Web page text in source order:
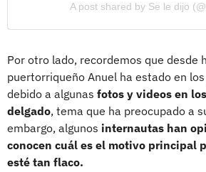
A post shared by Se le dijo
Por otro lado, recordemos que desde
puertorriqueño Anuel ha estado en
debido a algunas fotos y videos en
delgado, tema que ha preocupado a
embargo, algunos internautas han
conocen cuál es el motivo principal
esté tan flaco.